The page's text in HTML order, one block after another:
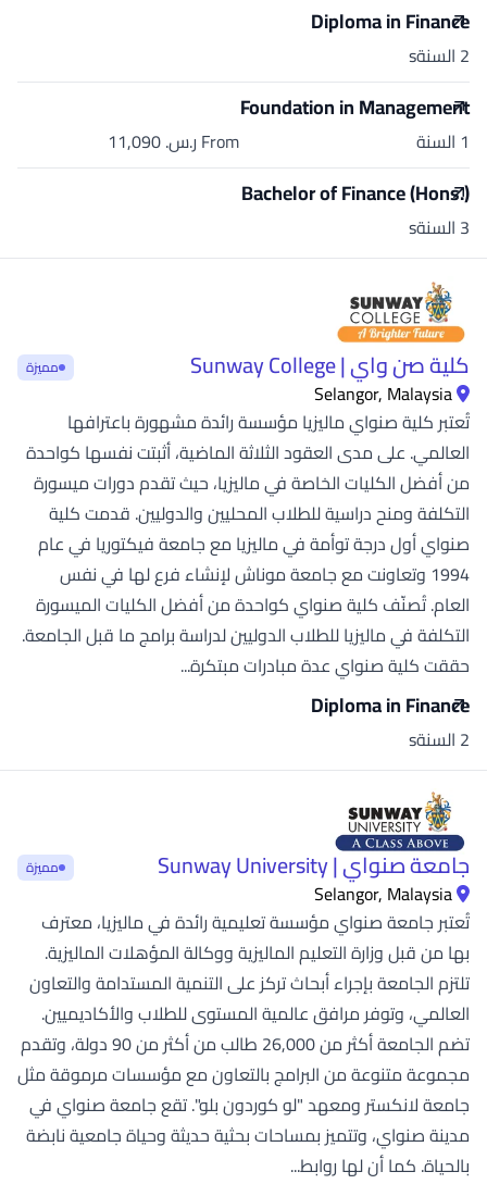
Diploma in Finance
2 السنةs
Foundation in Management
1 السنة From ر.س.‏ 11,090
Bachelor of Finance (Hons.)
3 السنةs
كلية صن واي | Sunway College مميزة
Selangor, Malaysia
تُعتبر كلية صنواي ماليزيا مؤسسة رائدة مشهورة باعترافها
العالمي. على مدى العقود الثلاثة الماضية، أثبتت نفسها كواحدة
من أفضل الكليات الخاصة في ماليزيا، حيث تقدم دورات ميسورة
التكلفة ومنح دراسية للطلاب المحليين والدوليين. قدمت كلية
صنواي أول درجة توأمة في ماليزيا مع جامعة فيكتوريا في عام
1994 وتعاونت مع جامعة موناش لإنشاء فرع لها في نفس
العام. تُصنّف كلية صنواي كواحدة من أفضل الكليات الميسورة
التكلفة في ماليزيا للطلاب الدوليين لدراسة برامج ما قبل الجامعة.
حققت كلية صنواي عدة مبادرات مبتكرة...
Diploma in Finance
2 السنةs
جامعة صنواي | Sunway University مميزة
Selangor, Malaysia
تُعتبر جامعة صنواي مؤسسة تعليمية رائدة في ماليزيا، معترف
بها من قبل وزارة التعليم الماليزية ووكالة المؤهلات الماليزية.
تلتزم الجامعة بإجراء أبحاث تركز على التنمية المستدامة والتعاون
العالمي، وتوفر مرافق عالمية المستوى للطلاب والأكاديميين.
تضم الجامعة أكثر من 26,000 طالب من أكثر من 90 دولة، وتقدم
مجموعة متنوعة من البرامج بالتعاون مع مؤسسات مرموقة مثل
جامعة لانكستر ومعهد "لو كوردون بلو". تقع جامعة صنواي في
مدينة صنواي، وتتميز بمساحات بحثية حديثة وحياة جامعية نابضة
بالحياة. كما أن لها روابط...